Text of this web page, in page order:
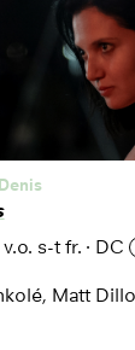
v.o. s-t fr. · DC
Matt